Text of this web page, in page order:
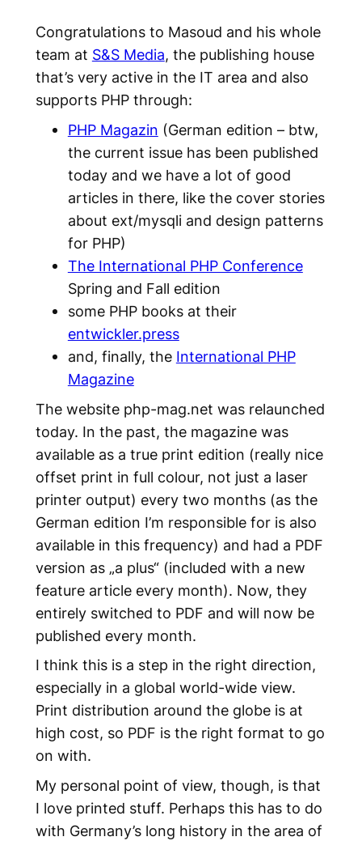
Congratulations to Masoud and his whole
team at S&S Media, the publishing house
that’s very active in the IT area and also
supports PHP through:
PHP Magazin (German edition – btw,
the current issue has been published
today and we have a lot of good
articles in there, like the cover stories
about ext/mysqli and design patterns
for PHP)
The International PHP Conference
Spring and Fall edition
some PHP books at their
entwickler.press
and, finally, the International PHP
Magazine
The website php-mag.net was relaunched
today. In the past, the magazine was
available as a true print edition (really nice
offset print in full colour, not just a laser
printer output) every two months (as the
German edition I’m responsible for is also
available in this frequency) and had a PDF
version as „a plus“ (included with a new
feature article every month). Now, they
entirely switched to PDF and will now be
published every month.
I think this is a step in the right direction,
especially in a global world-wide view.
Print distribution around the globe is at
high cost, so PDF is the right format to go
on with.
My personal point of view, though, is that
I love printed stuff. Perhaps this has to do
with Germany’s long history in the area of